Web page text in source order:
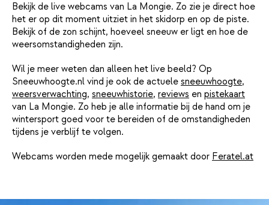
Bekijk de live webcams van La Mongie. Zo zie je direct hoe
het er op dit moment uitziet in het skidorp en op de piste.
Bekijk of de zon schijnt, hoeveel sneeuw er ligt en hoe de
weersomstandigheden zijn.
Wil je meer weten dan alleen het live beeld? Op
Sneeuwhoogte.nl vind je ook de actuele sneeuwhoogte,
weersverwachting, sneeuwhistorie, reviews en pistekaart
van La Mongie. Zo heb je alle informatie bij de hand om je
wintersport goed voor te bereiden of de omstandigheden
tijdens je verblijf te volgen.
Webcams worden mede mogelijk gemaakt door Feratel.at